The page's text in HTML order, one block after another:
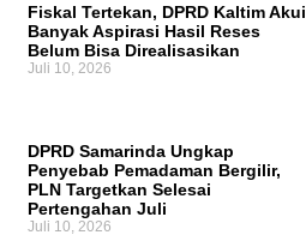
Fiskal Tertekan, DPRD Kaltim Akui
Banyak Aspirasi Hasil Reses
Belum Bisa Direalisasikan
Juli 10, 2026
DPRD Samarinda Ungkap
Penyebab Pemadaman Bergilir,
PLN Targetkan Selesai
Pertengahan Juli
Juli 10, 2026